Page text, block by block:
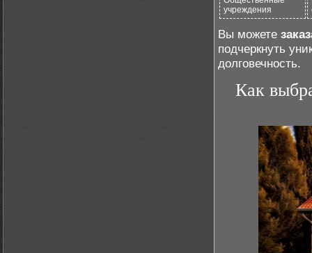
учреждения
Вы можете
подчеркнуть
долговечность.
Как